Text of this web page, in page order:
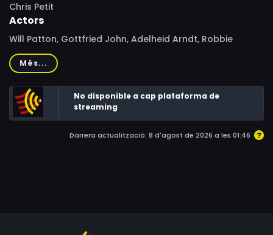
Chris Petit
Actors
Will Patton, Gottfried John, Adelheid Arndt, Robbie
Coltrane, Beate Jensen, Susanne Meierhofer, Jonathan
Kinsler, L.M. Kit Carson
Més...
No disponible a cap plataforma de
streaming
Darrera actualització: 8 d'agost de 2026 a les 01:46